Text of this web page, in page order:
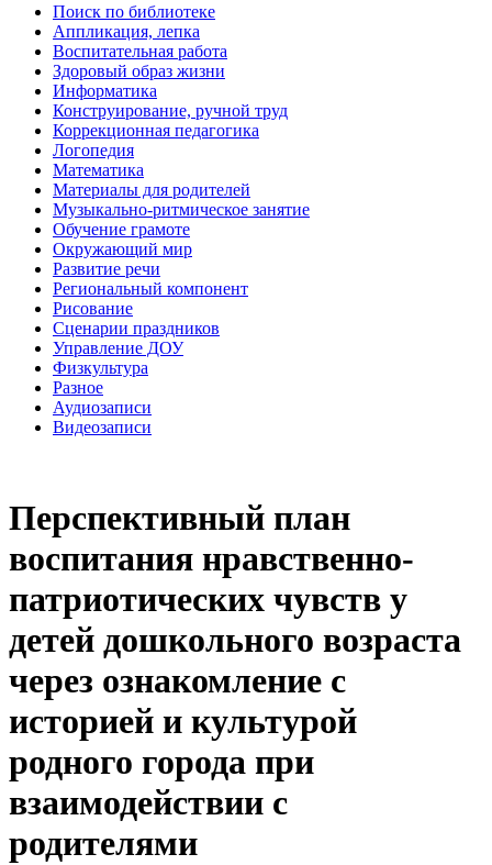
Поиск по библиотеке
Аппликация, лепка
Воспитательная работа
Здоровый образ жизни
Информатика
Конструирование, ручной труд
Коррекционная педагогика
Логопедия
Математика
Материалы для родителей
Музыкально-ритмическое занятие
Обучение грамоте
Окружающий мир
Развитие речи
Региональный компонент
Рисование
Сценарии праздников
Управление ДОУ
Физкультура
Разное
Аудиозаписи
Видеозаписи
Перспективный план
воспитания нравственно-
патриотических чувств у
детей дошкольного возраста
через ознакомление с
историей и культурой
родного города при
взаимодействии с
родителями